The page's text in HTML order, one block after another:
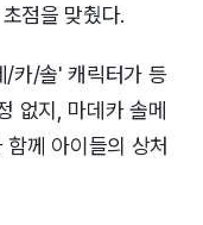
점을 맞췄다.
/카/솔' 캐릭터가 등
없지, 마데카 솔메
께 아이들의 상처